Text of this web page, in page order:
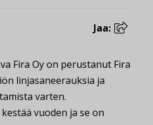
Jaa:
Fira Oy on perustanut Fira
linjasaneerauksia ja
varten.
vuoden ja se on